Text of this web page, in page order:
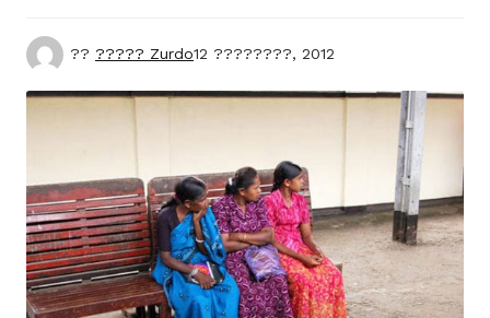
?? ????? Zurdo12 ????????, 2012